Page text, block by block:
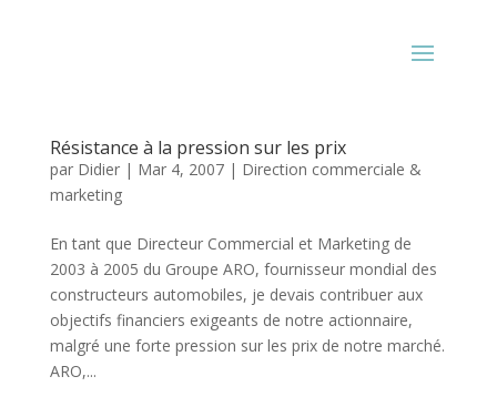
Résistance à la pression sur les prix
par Didier| Mar 4, 2007| Direction commerciale &
marketing
En tant que Directeur Commercial et Marketing de
2003 à 2005 du Groupe ARO, fournisseur mondial des
constructeurs automobiles, je devais contribuer aux
objectifs financiers exigeants de notre actionnaire,
malgré une forte pression sur les prix de notre marché.
ARO,...